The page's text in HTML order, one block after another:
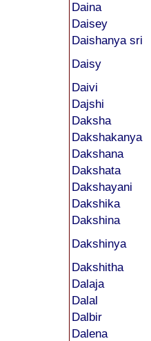
Daina
Daisey
Daishanya sri
Daisy
Daivi
Dajshi
Daksha
Dakshakanya
Dakshana
Dakshata
Dakshayani
Dakshika
Dakshina
Dakshinya
Dakshitha
Dalaja
Dalal
Dalbir
Dalena